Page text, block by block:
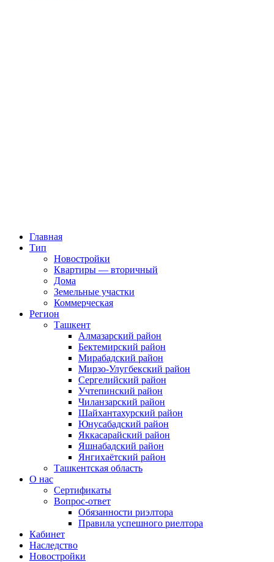
Главная
Тип
Новостройки
Квартиры — вторичный
Дома
Земельные участки
Коммерческая
Регион
Ташкент
Алмазарский район
Бектемирский район
Мирабадский район
Мирзо-Улугбекский район
Сергелийский район
Учтепинский район
Чиланзарский район
Шайхантахурский район
Юнусабадский район
Яккасарайский район
Яшнабадский район
Янгихаётский район
Ташкентская область
О нас
Сертификаты
Вопрос-ответ
Обязанности риэлтора
Правила успешного риелтора
Кабинет
Наследство
Новостройки